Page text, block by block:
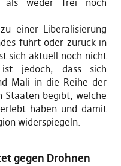
einer Liberalisierung
führt oder zurück in
sich aktuell noch nicht
ist jedoch, dass sich
Mali in die Reihe der
Staaten begibt, welche
haben und damit
widerspiegeln.
gegen Drohnen